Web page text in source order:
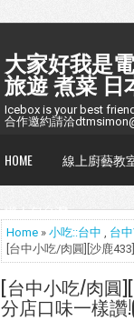
大家好我是
旅遊 煮菜 日
Icebox is your best
合作邀約請洽
HOME 線上廚藝教
懶人包台灣
Home » 小吃::台中 , 台
[台中小吃/肉圓][沙鹿
[台中小吃/肉圓
分店口味一樣讚